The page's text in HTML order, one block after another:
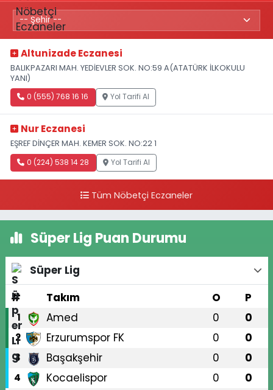
Altunizade Eczanesi
BALIKPAZARI MAH. YEDİEVLER SOK. NO:59 A(ATATÜRK İLKOKULU
YANI)
0 (555) 768 16 16 Yol Tarifi Al
Nur Eczanesi
EŞREF DİNÇER MAH. KEMER SOK. NO:22 1
0 (224) 538 14 28 Yol Tarifi Al
Tüm Nöbetçi Eczaneler
Süper Lig Puan Durumu
Süper Lig
#
Takım O P
1 Amed 0 0
2 Erzurumspor FK 0 0
3 Başakşehir 0 0
4 Kocaelispor 0 0